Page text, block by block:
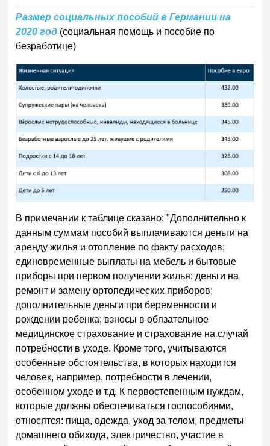
Размер социальных пособий в Германии на
2020 год (социальная помощь и пособие по
безработице)
В примечании к таблице сказано: "Дополнительно к
данным суммам пособий выплачиваются деньги на
аренду жилья и отопление по факту расходов;
единовременные выплаты на мебель и бытовые
приборы при первом получении жилья; деньги на
ремонт и замену ортопедических приборов;
дополнительные деньги при беременности и
рождении ребенка; взносы в обязательное
медицинское страхование и страхование на случай
потребности в уходе. Кроме того, учитываются
особенные обстоятельства, в которых находится
человек, например, потребности в лечении,
особенном уходе и т.д. К первостепенным нуждам,
которые должны обеспечиваться госпособиями,
относятся: пища, одежда, уход за телом, предметы
домашнего обихода, электричество, участие в